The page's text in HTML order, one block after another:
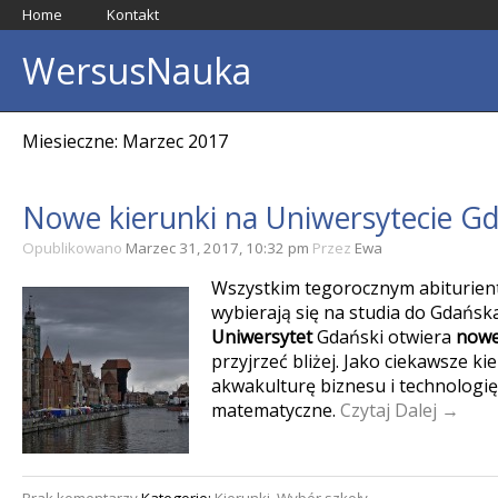
Home Kontakt
WersusNauka
Miesieczne: Marzec 2017
Nowe kierunki na Uniwersytecie
Opublikowano Marzec 31, 2017, 10:32 pm Przez Ewa
Wszystkim tegorocznym
wybierają się na studia do
UniwersytetGdański otwiera
przyjrzeć bliżej. Jako ciekawsze
akwakulturę biznesu i
matematyczne. Czytaj Dalej →